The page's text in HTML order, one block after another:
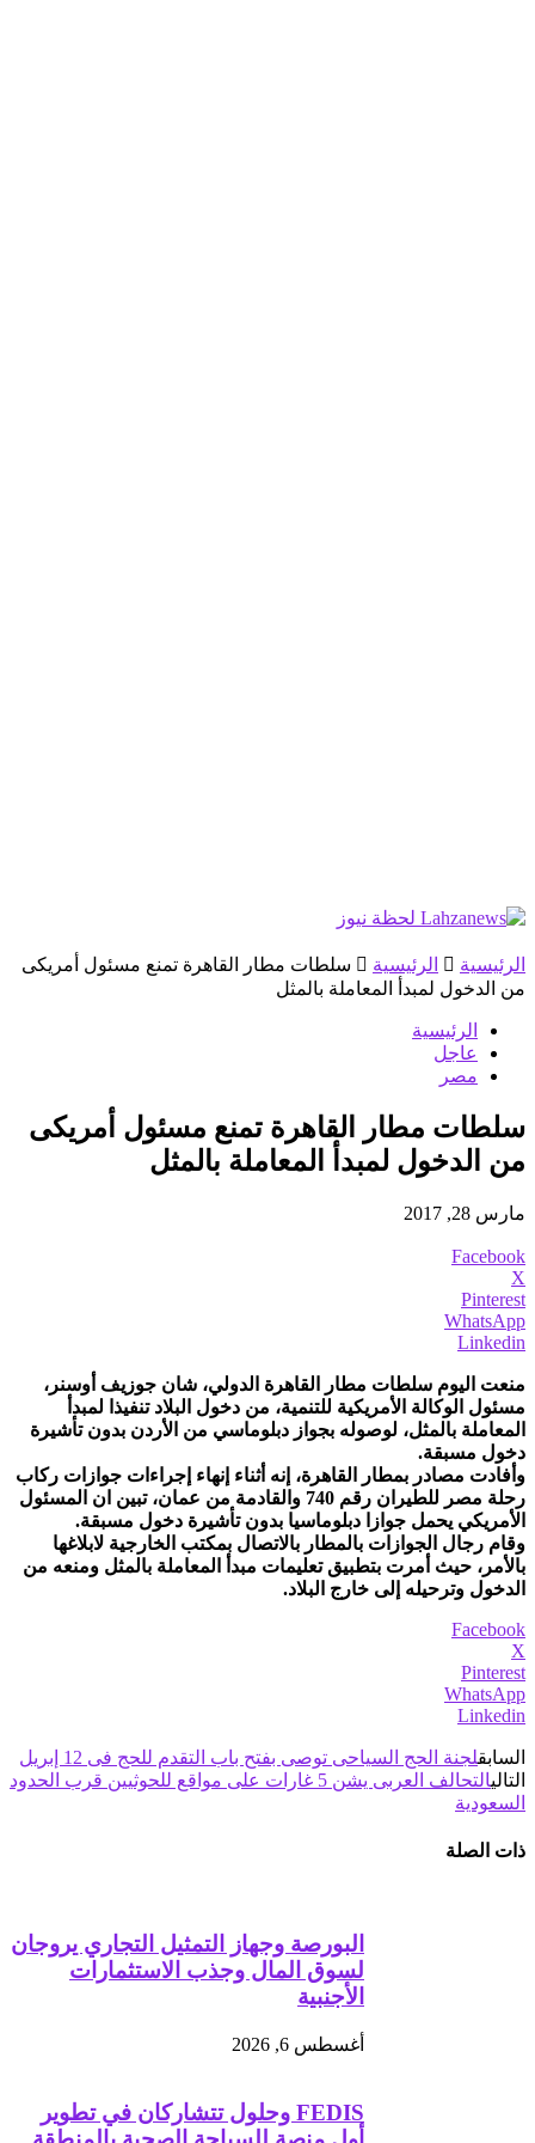
الرئيسية الرئيسية
سلطات مطار القاهرة تمنع مسئول أمريكى
من الدخول لمبدأ المعاملة بالمثل
الرئيسية
عاجل
مصر
سلطات مطار القاهرة تمنع مسئول أمريكى
من الدخول لمبدأ المعاملة بالمثل
مارس 28, 2017
Facebook
X
Pinterest
WhatsApp
Linkedin
منعت اليوم سلطات مطار القاهرة الدولي، شان جوزيف أوسنر،
مسئول الوكالة الأمريكية للتنمية، من دخول البلاد تنفيذا لمبدأ
المعاملة بالمثل، لوصوله بجواز دبلوماسي من الأردن بدون تأشيرة
دخول مسبقة.
وأفادت مصادر بمطار القاهرة، إنه أثناء إنهاء إجراءات جوازات ركاب
رحلة مصر للطيران رقم 740 والقادمة من عمان، تبين ان المسئول
الأمريكي يحمل جوازا دبلوماسيا بدون تأشيرة دخول مسبقة.
وقام رجال الجوازات بالمطار بالاتصال بمكتب الخارجية لابلاغها
بالأمر، حيث أمرت بتطبيق تعليمات مبدأ المعاملة بالمثل ومنعه من
الدخول وترحيله إلى خارج البلاد.
Facebook
X
Pinterest
WhatsApp
Linkedin
السابقلجنة الحج السياحى توصى بفتح باب التقدم للحج فى 12 إبريل
التالي
التحالف العربى يشن 5 غارات على مواقع للحوثيين قرب الحدود
السعودية
ذات الصلة
البورصة وجهاز التمثيل التجاري يروجان
لسوق المال وجذب الاستثمارات
الأجنبية
أغسطس 6, 2026
FEDIS وحلول تتشاركان في تطوير